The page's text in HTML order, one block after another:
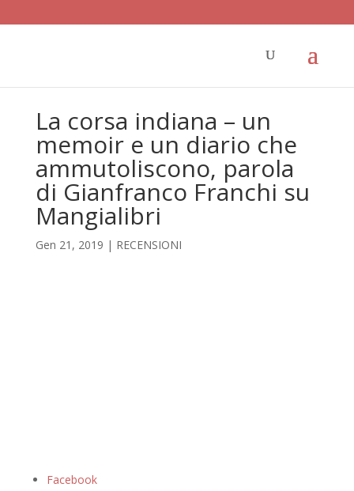
La corsa indiana – un
memoir e un diario che
ammutoliscono, parola
di Gianfranco Franchi su
Mangialibri
Gen 21, 2019 | RECENSIONI
Facebook